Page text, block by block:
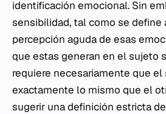
identificación emocional. Sin
sensibilidad, tal como se define
percepción aguda de esas
que estas generan en el sujeto
requiere necesariamente que
exactamente lo mismo que el
sugerir una definición estricta